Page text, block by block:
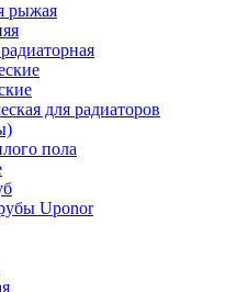
рыжая
для радиаторов
пола
Uponor